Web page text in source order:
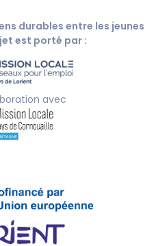
durables entre les jeunes
est porté par :
avec